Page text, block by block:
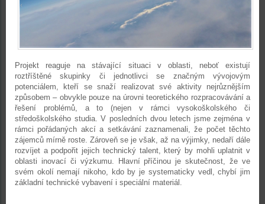
Projekt reaguje na stávající situaci v oblasti, neboť existují
roztříštěné skupinky či jednotlivci se značným vývojovým
potenciálem, kteří se snaží realizovat své aktivity nejrůznějším
způsobem – obvykle pouze na úrovni teoretického rozpracovávání a
řešení problémů, a to (nejen v rámci vysokoškolského či
středoškolského studia. V posledních dvou letech jsme zejména v
rámci pořádaných akcí a setkávání zaznamenali, že počet těchto
zájemců mírně roste. Zároveň se je však, až na výjimky, nedaří dále
rozvíjet a podpořit jejich technický talent, který by mohli uplatnit v
oblasti inovací či výzkumu. Hlavní příčinou je skutečnost, že ve
svém okolí nemají nikoho, kdo by je systematicky vedl, chybí jim
základní technické vybavení i speciální materiál.